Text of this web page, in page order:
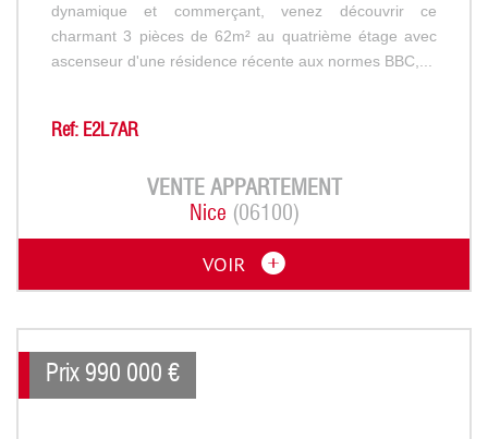
dynamique et commerçant, venez découvrir ce
charmant 3 pièces de 62m² au quatrième étage avec
ascenseur d'une résidence récente aux normes BBC,...
Ref: E2L7AR
VENTE APPARTEMENT
Nice (06100)
VOIR
Prix 990 000 €